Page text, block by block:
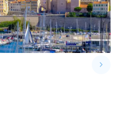
keyboard_arrow_right